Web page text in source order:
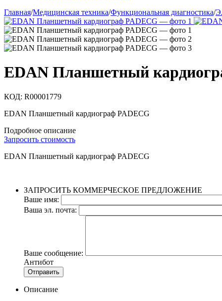
Главная/Медицинская техника/Функциональная диагностика/
EDAN Планшетный
КОД: R00001779
EDAN Планшетный кардиограф PADECG
Подробное описание
Запросить стоимость
EDAN Планшетный кардиограф PADECG
ЗАПРОСИТЬ КОММЕРЧЕСКОЕ ПРЕДЛОЖЕНИЕ
Ваше имя:
Ваша эл. почта:
Ваше сообщение:
Антибот
Отправить
Описание